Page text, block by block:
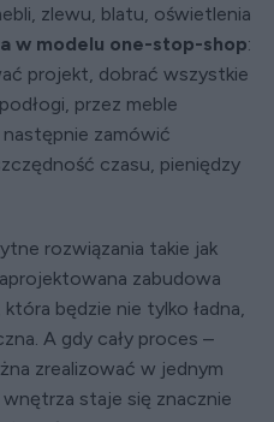
zlewu, blatu, oświetlenia
w modelu one-stop-shop:
projekt, dobrać wszystkie
przez meble
zamówić
czasu, pieniędzy
rozwiązania takie jak
zabudowa
będzie nie tylko ładna,
A gdy cały proces –
zrealizować w jednym
staje się znacznie